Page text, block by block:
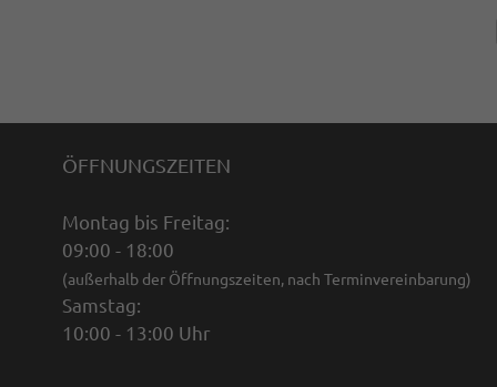
ÖFFNUNGSZEITEN
Montag bis Freitag:
09:00 - 18:00
(außerhalb der Öffnungszeiten, nach Terminvereinbarung)
Samstag:
10:00 - 13:00 Uhr